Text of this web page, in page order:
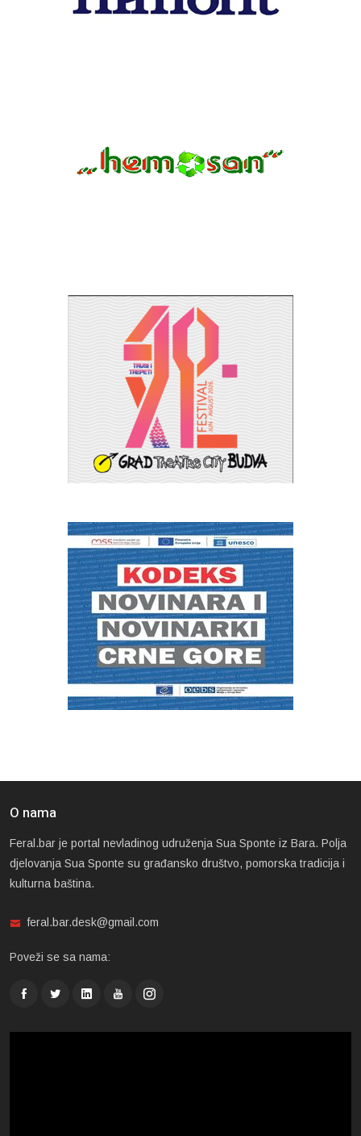
O nama
Feral.bar je portal nevladinog udruženja Sua Sponte iz Bara. Polja
djelovanja Sua Sponte su građansko društvo, pomorska tradicija i
kulturna baština.
feral.bar.desk@gmail.com
Poveži se sa nama: